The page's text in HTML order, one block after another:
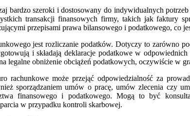
bardzo szeroki i dostosowany do indywidualnych
transakcji finansowych firmy, takich jak faktury
przepisami prawa bilansowego i podatkowego, co
jest rozliczanie podatków. Dotyczy to
i składają deklaracje podatkowe w
legalne obniżenie obciążeń podatkowych, oczywiście w
rachunkowe może przejąć odpowiedzialność za
sporządzaniem umów o pracę, umów zlecenia czy
finansowego i podatkowego. Mogą to być
w przypadku kontroli skarbowej.